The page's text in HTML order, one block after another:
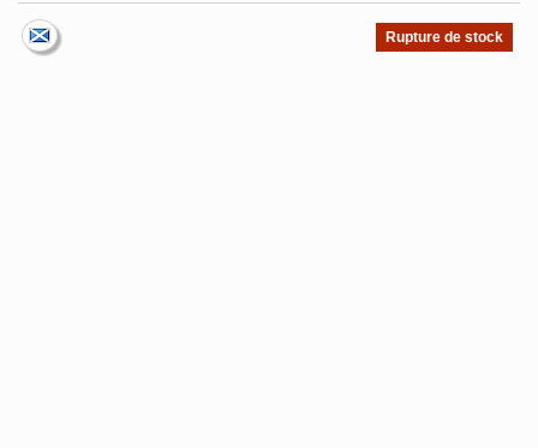
Rupture de stock